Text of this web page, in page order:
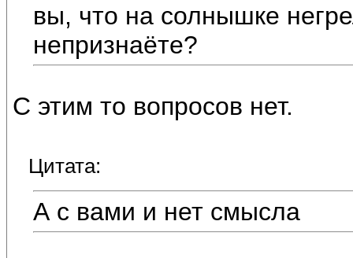
вы, что на солнышке
непризнаёте?
С этим то вопросов нет.
Цитата:
А с вами и нет смысла